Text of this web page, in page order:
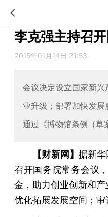
李克强主持召
2015年01月14日 21:53
会议决定设立国家新
业升级；部署加快发
通过《博物馆条例（草
【财新网】据新
召开国务院常务会议
金，助力创业创新和
优化拓展发展空间；审